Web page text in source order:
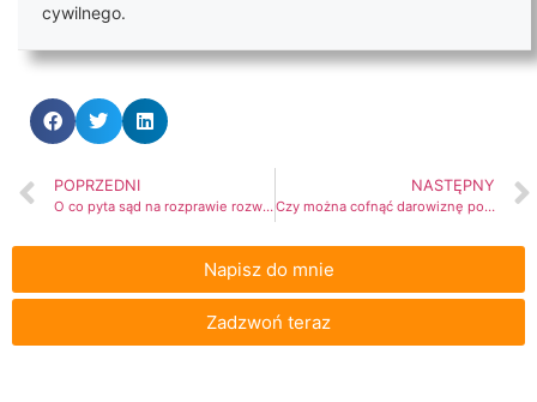
cywilnego.
POPRZEDNI
O co pyta sąd na rozprawie rozwodowej?
NASTĘPNY
Czy można cofnąć darowiznę po 10 latach?
Napisz do mnie
Zadzwoń teraz